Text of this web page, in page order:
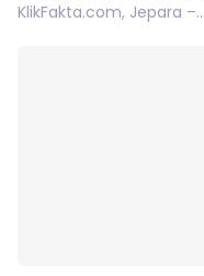
KlikFakta.com, Jepara –...